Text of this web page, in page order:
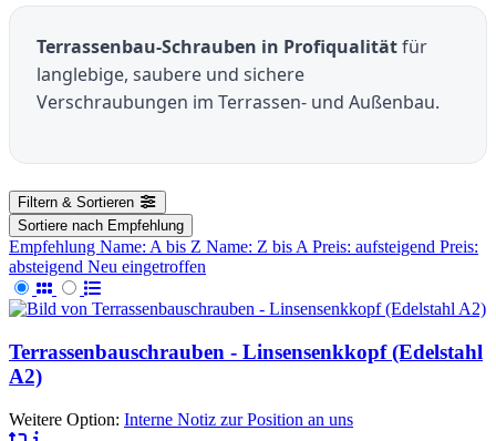
Terrassenbau-Schrauben in Profiqualitätfür
langlebige, saubere und sichere
Verschraubungen im Terrassen- und Außenbau.
Filtern & Sortieren
Sortiere nach Empfehlung
Empfehlung Name: A bis Z Name: Z bis A Preis: aufsteigend Preis:
absteigend Neu eingetroffen
Terrassenbauschrauben - Linsensenkkopf (Edelstahl
A2)
Weitere Option: Interne Notiz zur Position an uns